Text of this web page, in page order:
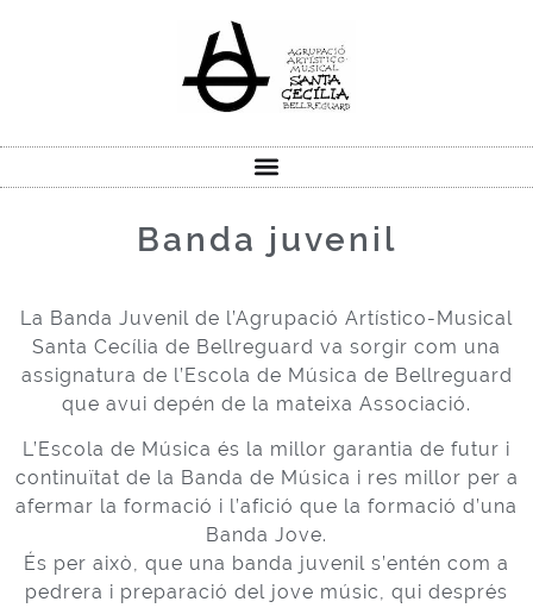
Banda juvenil
La Banda Juvenil de l’Agrupació Artístico-Musical
Santa Cecília de Bellreguard va sorgir com una
assignatura de l’Escola de Música de Bellreguard
que avui depén de la mateixa Associació.
L’Escola de Música és la millor garantia de futur i
continuïtat de la Banda de Música i res millor per a
afermar la formació i l’afició que la formació d’una
Banda Jove.
És per això, que una banda juvenil s’entén com a
pedrera i preparació del jove músic, qui després